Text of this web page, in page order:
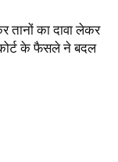
तानों का दावा लेकर
कोर्ट के फैसले ने बदल